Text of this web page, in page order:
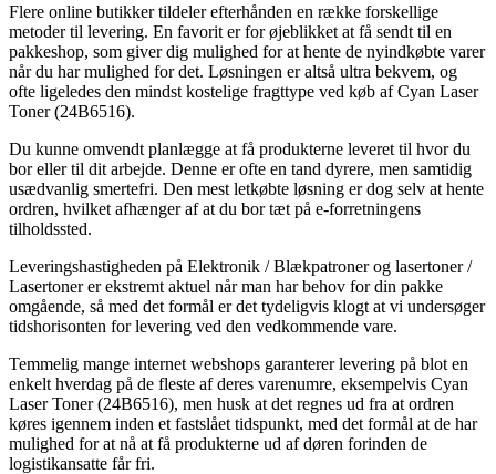
Flere online butikker tildeler efterhånden en række forskellige
metoder til levering. En favorit er for øjeblikket at få sendt til en
pakkeshop, som giver dig mulighed for at hente de nyindkøbte varer
når du har mulighed for det. Løsningen er altså ultra bekvem, og
ofte ligeledes den mindst kostelige fragttype ved køb af Cyan Laser
Toner (24B6516).
Du kunne omvendt planlægge at få produkterne leveret til hvor du
bor eller til dit arbejde. Denne er ofte en tand dyrere, men samtidig
usædvanlig smertefri. Den mest letkøbte løsning er dog selv at hente
ordren, hvilket afhænger af at du bor tæt på e-forretningens
tilholdssted.
Leveringshastigheden på Elektronik / Blækpatroner og lasertoner /
Lasertoner er ekstremt aktuel når man har behov for din pakke
omgående, så med det formål er det tydeligvis klogt at vi undersøger
tidshorisonten for levering ved den vedkommende vare.
Temmelig mange internet webshops garanterer levering på blot en
enkelt hverdag på de fleste af deres varenumre, eksempelvis Cyan
Laser Toner (24B6516), men husk at det regnes ud fra at ordren
køres igennem inden et fastslået tidspunkt, med det formål at de har
mulighed for at nå at få produkterne ud af døren forinden de
logistikansatte får fri.